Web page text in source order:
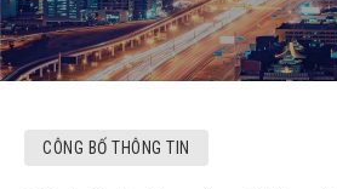
CÔNG BỐ THÔNG TIN